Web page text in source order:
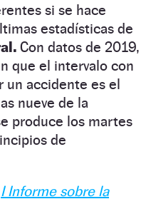
si se hace
estadísticas de
Con datos de 2019,
que el intervalo con
un accidente es el
nueve de la
produce los martes
de
I Informe sobre la